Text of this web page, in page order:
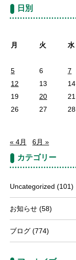
日別
月
火 水
5
6 7
12
13 14
19
20 21
26
27 28
« 4月 6月 »
カテゴリー
Uncategorized (101)
お知らせ (58)
ブログ (774)